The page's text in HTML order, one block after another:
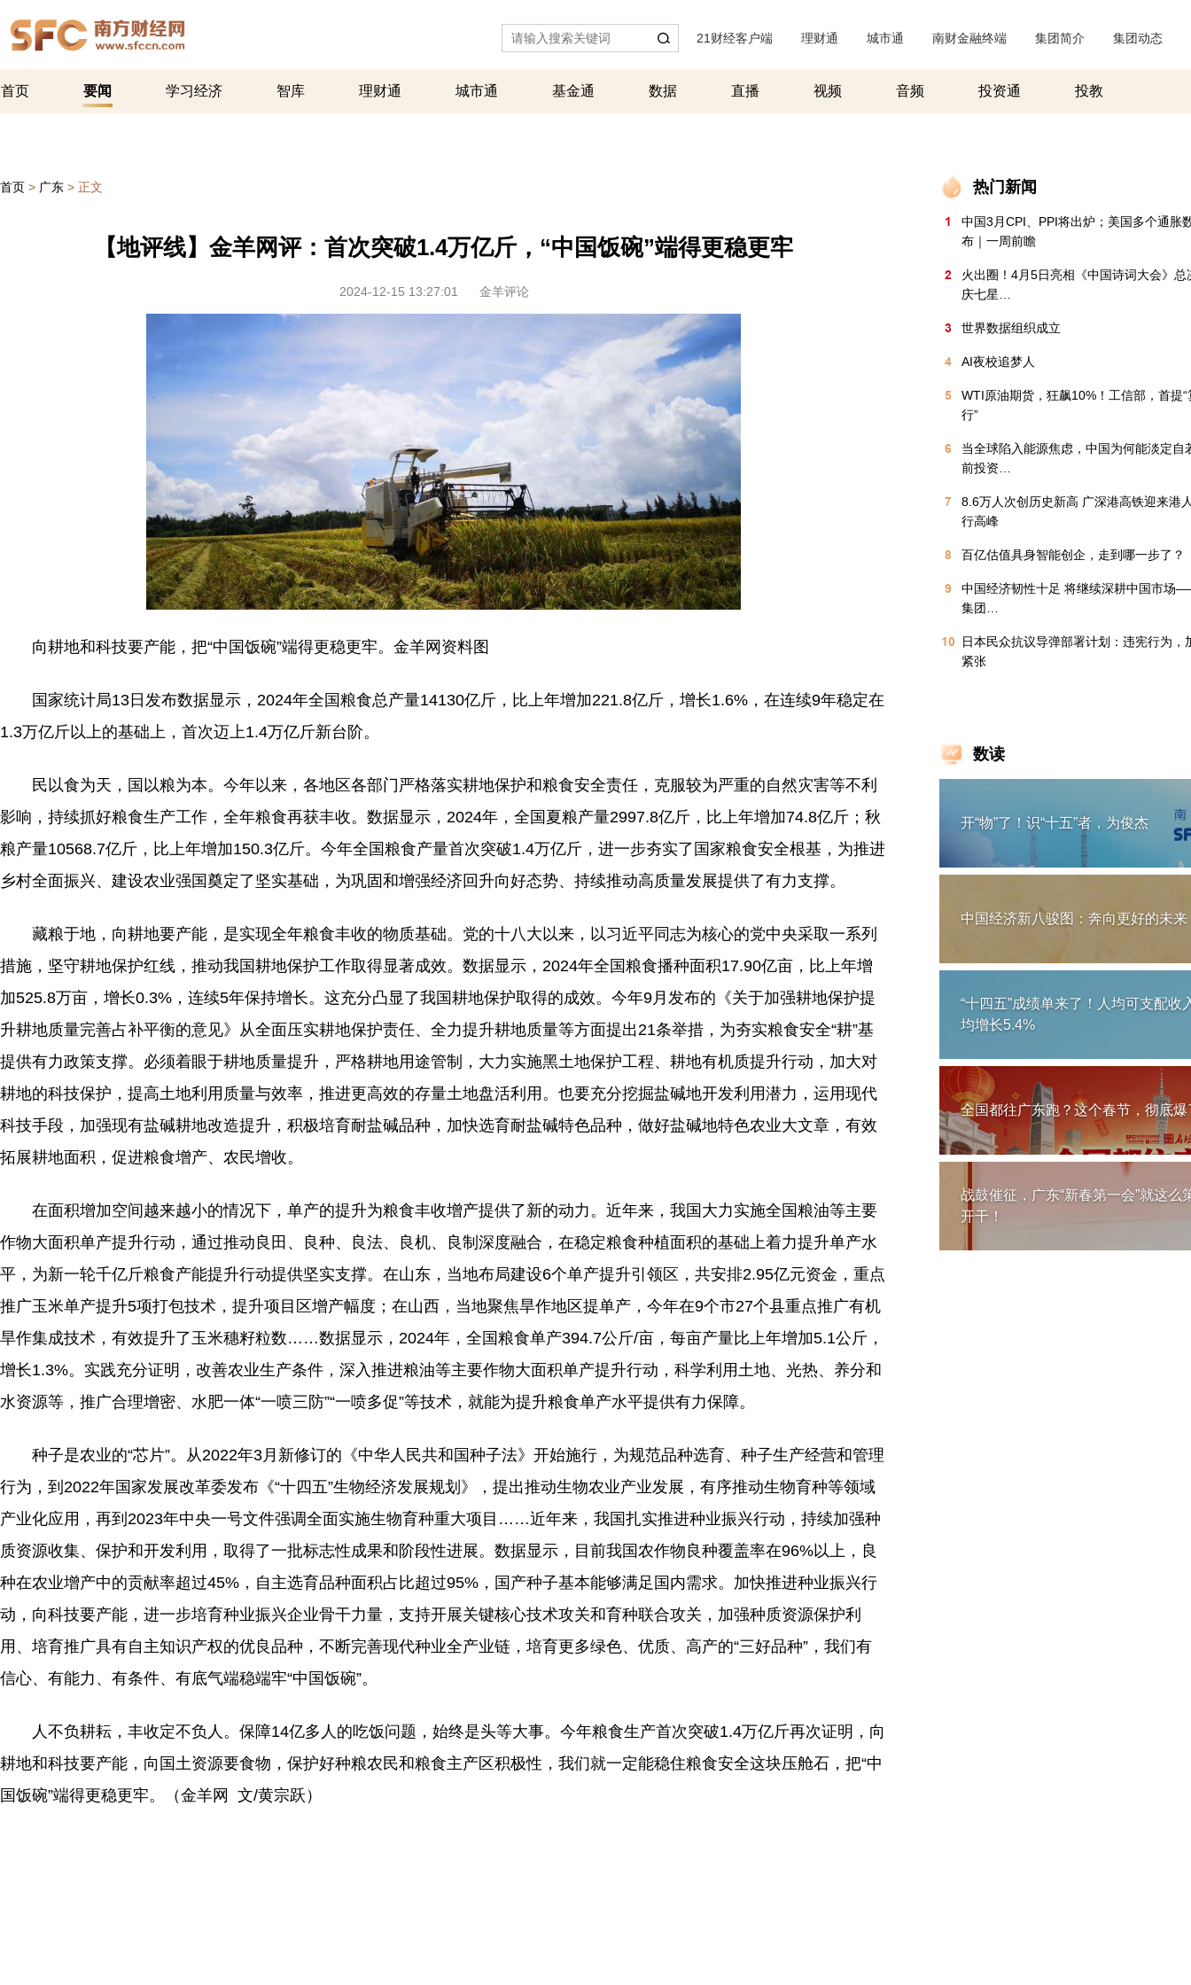
21财经客户端 理财通 城市通 南财金融终端 集团简介 集团动态
首页 要闻 学习经济 智库 理财通 城市通 基金通 数据 直播 视频 音频 投资通 投教
首页 > 广东 > 正文
【地评线】金羊网评：首次突破1.4万亿斤，“中国饭碗”端得更稳更牢
2024-12-15 13:27:01 金羊评论
向耕地和科技要产能，把“中国饭碗”端得更稳更牢。金羊网资料图
国家统计局13日发布数据显示，2024年全国粮食总产量14130亿斤，比上年增加221.8亿斤，增长1.6%，在连续9年稳定在
1.3万亿斤以上的基础上，首次迈上1.4万亿斤新台阶。
民以食为天，国以粮为本。今年以来，各地区各部门严格落实耕地保护和粮食安全责任，克服较为严重的自然灾害等不利
影响，持续抓好粮食生产工作，全年粮食再获丰收。数据显示，2024年，全国夏粮产量2997.8亿斤，比上年增加74.8亿斤；秋
粮产量10568.7亿斤，比上年增加150.3亿斤。今年全国粮食产量首次突破1.4万亿斤，进一步夯实了国家粮食安全根基，为推进
乡村全面振兴、建设农业强国奠定了坚实基础，为巩固和增强经济回升向好态势、持续推动高质量发展提供了有力支撑。
藏粮于地，向耕地要产能，是实现全年粮食丰收的物质基础。党的十八大以来，以习近平同志为核心的党中央采取一系列
措施，坚守耕地保护红线，推动我国耕地保护工作取得显著成效。数据显示，2024年全国粮食播种面积17.90亿亩，比上年增
加525.8万亩，增长0.3%，连续5年保持增长。这充分凸显了我国耕地保护取得的成效。今年9月发布的《关于加强耕地保护提
升耕地质量完善占补平衡的意见》从全面压实耕地保护责任、全力提升耕地质量等方面提出21条举措，为夯实粮食安全“耕”基
提供有力政策支撑。必须着眼于耕地质量提升，严格耕地用途管制，大力实施黑土地保护工程、耕地有机质提升行动，加大对
耕地的科技保护，提高土地利用质量与效率，推进更高效的存量土地盘活利用。也要充分挖掘盐碱地开发利用潜力，运用现代
科技手段，加强现有盐碱耕地改造提升，积极培育耐盐碱品种，加快选育耐盐碱特色品种，做好盐碱地特色农业大文章，有效
拓展耕地面积，促进粮食增产、农民增收。
在面积增加空间越来越小的情况下，单产的提升为粮食丰收增产提供了新的动力。近年来，我国大力实施全国粮油等主要
作物大面积单产提升行动，通过推动良田、良种、良法、良机、良制深度融合，在稳定粮食种植面积的基础上着力提升单产水
平，为新一轮千亿斤粮食产能提升行动提供坚实支撑。在山东，当地布局建设6个单产提升引领区，共安排2.95亿元资金，重点
推广玉米单产提升5项打包技术，提升项目区增产幅度；在山西，当地聚焦旱作地区提单产，今年在9个市27个县重点推广有机
旱作集成技术，有效提升了玉米穗籽粒数……数据显示，2024年，全国粮食单产394.7公斤/亩，每亩产量比上年增加5.1公斤，
增长1.3%。实践充分证明，改善农业生产条件，深入推进粮油等主要作物大面积单产提升行动，科学利用土地、光热、养分和
水资源等，推广合理增密、水肥一体“一喷三防”“一喷多促”等技术，就能为提升粮食单产水平提供有力保障。
种子是农业的“芯片”。从2022年3月新修订的《中华人民共和国种子法》开始施行，为规范品种选育、种子生产经营和管理
行为，到2022年国家发展改革委发布《“十四五”生物经济发展规划》，提出推动生物农业产业发展，有序推动生物育种等领域
产业化应用，再到2023年中央一号文件强调全面实施生物育种重大项目……近年来，我国扎实推进种业振兴行动，持续加强种
质资源收集、保护和开发利用，取得了一批标志性成果和阶段性进展。数据显示，目前我国农作物良种覆盖率在96%以上，良
种在农业增产中的贡献率超过45%，自主选育品种面积占比超过95%，国产种子基本能够满足国内需求。加快推进种业振兴行
动，向科技要产能，进一步培育种业振兴企业骨干力量，支持开展关键核心技术攻关和育种联合攻关，加强种质资源保护利
用、培育推广具有自主知识产权的优良品种，不断完善现代种业全产业链，培育更多绿色、优质、高产的“三好品种”，我们有
信心、有能力、有条件、有底气端稳端牢“中国饭碗”。
人不负耕耘，丰收定不负人。保障14亿多人的吃饭问题，始终是头等大事。今年粮食生产首次突破1.4万亿斤再次证明，向
耕地和科技要产能，向国土资源要食物，保护好种粮农民和粮食主产区积极性，我们就一定能稳住粮食安全这块压舱石，把“中
国饭碗”端得更稳更牢。（金羊网 文/黄宗跃）
热门新闻
1
中国3月CPI、PPI将出炉；美国多个通胀
布｜一周前瞻
2
火出圈！4月5日亮相《中国诗词大会》总
庆七星…
3 世界数据组织成立
4 AI夜校追梦人
5
WTI原油期货，狂飙10%！工信部，首提“
行”
6
当全球陷入能源焦虑，中国为何能淡定自
前投资…
7
8.6万人次创历史新高 广深港高铁迎来港
行高峰
8 百亿估值具身智能创企，走到哪一步了？
9
中国经济韧性十足 将继续深耕中国市场
集团…
10
日本民众抗议导弹部署计划：违宪行为，
紧张
数读
开“物”了！识“十五”者，为俊杰
中国经济新八骏图：奔向更好的未来
“十四五”成绩单来了！人均可支配收
均增长5.4%
全国都往广东跑？这个春节，彻底爆
战鼓催征，广东“新春第一会”就这么
开干！